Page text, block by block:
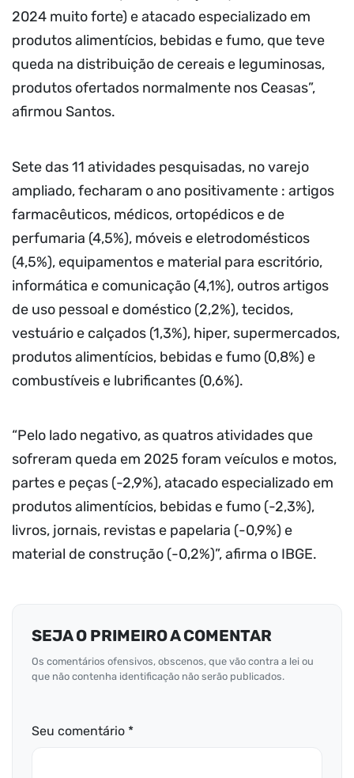
2024 muito forte) e atacado especializado em
produtos alimentícios, bebidas e fumo, que teve
queda na distribuição de cereais e leguminosas,
produtos ofertados normalmente nos Ceasas”,
afirmou Santos.
Sete das 11 atividades pesquisadas, no varejo
ampliado, fecharam o ano positivamente : artigos
farmacêuticos, médicos, ortopédicos e de
perfumaria (4,5%), móveis e eletrodomésticos
(4,5%), equipamentos e material para escritório,
informática e comunicação (4,1%), outros artigos
de uso pessoal e doméstico (2,2%), tecidos,
vestuário e calçados (1,3%), hiper, supermercados,
produtos alimentícios, bebidas e fumo (0,8%) e
combustíveis e lubrificantes (0,6%).
“Pelo lado negativo, as quatros atividades que
sofreram queda em 2025 foram veículos e motos,
partes e peças (-2,9%), atacado especializado em
produtos alimentícios, bebidas e fumo (-2,3%),
livros, jornais, revistas e papelaria (-0,9%) e
material de construção (-0,2%)”, afirma o IBGE.
SEJA O PRIMEIRO A COMENTAR
Os comentários ofensivos, obscenos, que vão contra a lei ou
que não contenha identificação não serão publicados.
Seu comentário *